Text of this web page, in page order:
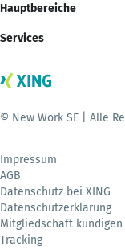
Hauptbereiche
Services
© New Work SE | Alle
Impressum
AGB
Datenschutz bei XING
Datenschutzerklärung
Mitgliedschaft kündigen
Tracking